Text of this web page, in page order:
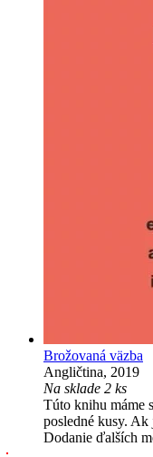
Brožovaná väzba
Angličtina, 2019
Na sklade 2 ks
Túto knihu máme
posledné kusy.
Dodanie ďalších